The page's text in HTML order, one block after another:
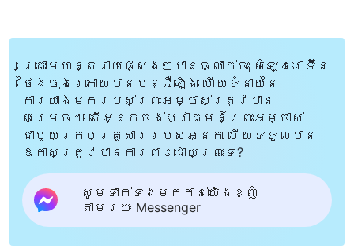
គ្រោះមហន្តរាយផ្សេងៗបានធ្លាក់ចុះ សំឡេងរោទិ៍នៃ
ថ្ងៃចុងក្រោយបានបន្លឺឡើង ហើយទំនាយនៃ
ការយាងមករបស់ព្រះអម្ចាស់ត្រូវបាន
សម្រេច។ តើអ្នកចង់ស្វាគមន៍ព្រះអម្ចាស់
ជាមួយក្រុមគ្រួសាររបស់អ្នក ហើយទទួលបាន
ឱកាសត្រូវបានការពារដោយព្រះទេ?
សូមទាក់ទងមកកាន់យើងខ្ញុំ
តាមរយៈ Messenger